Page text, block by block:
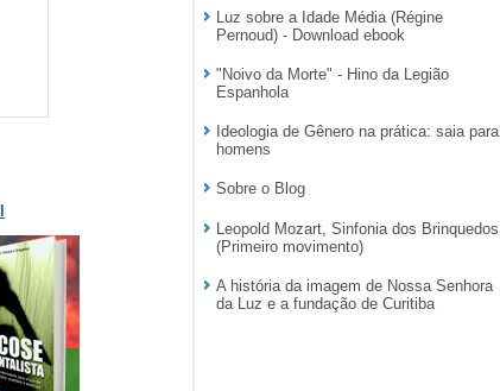
Luz sobre a Idade Média (Régine
Pernoud) - Download ebook
"Noivo da Morte" - Hino da Legião
Espanhola
Ideologia de Gênero na prática: saia para
homens
Sobre o Blog
Leopold Mozart, Sinfonia dos Brinquedos
(Primeiro movimento)
A história da imagem de Nossa Senhora
da Luz e a fundação de Curitiba